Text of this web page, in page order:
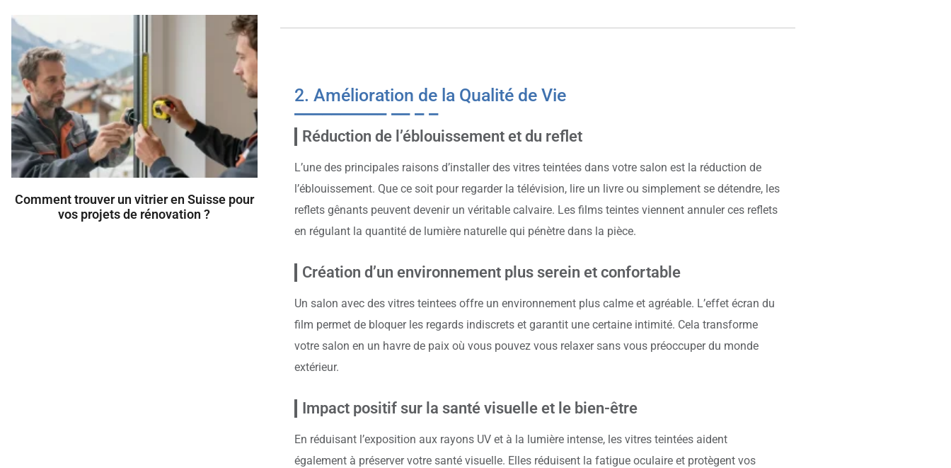
Comment trouver un vitrier en Suisse pour
vos projets de rénovation ?
2. Amélioration de la Qualité de Vie
Réduction de l’éblouissement et du reflet
L’une des principales raisons d’installer des vitres teintées dans votre salon est la réduction de
l’éblouissement. Que ce soit pour regarder la télévision, lire un livre ou simplement se détendre, les
reflets gênants peuvent devenir un véritable calvaire. Les films teintes viennent annuler ces reflets
en régulant la quantité de lumière naturelle qui pénètre dans la pièce.
Création d’un environnement plus serein et confortable
Un salon avec des vitres teintees offre un environnement plus calme et agréable. L’effet écran du
film permet de bloquer les regards indiscrets et garantit une certaine intimité. Cela transforme
votre salon en un havre de paix où vous pouvez vous relaxer sans vous préoccuper du monde
extérieur.
Impact positif sur la santé visuelle et le bien-être
En réduisant l’exposition aux rayons UV et à la lumière intense, les vitres teintées aident
également à préserver votre santé visuelle. Elles réduisent la fatigue oculaire et protègent vos